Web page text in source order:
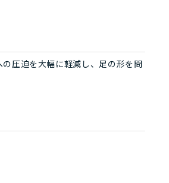
圧迫を大幅に軽減し、足の形を問